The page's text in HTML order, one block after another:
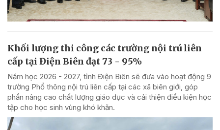
Khối lượng thi công các trường nội trú liên
cấp tại Điện Biên đạt 73 - 95%
Năm học 2026 - 2027, tỉnh Điện Biên sẽ đưa vào hoạt động 9
trường Phổ thông nội trú liên cấp tại các xã biên giới, góp
phần nâng cao chất lượng giáo dục và cải thiện điều kiện học
tập cho học sinh vùng khó khăn.